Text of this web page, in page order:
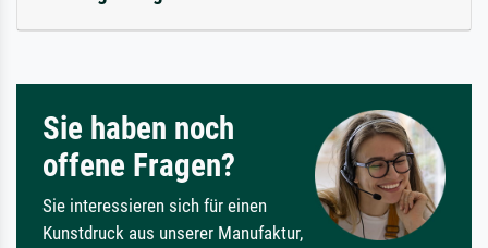
Sie haben noch
offene Fragen?
Sie interessieren sich für einen
Kunstdruck aus unserer Manufaktur,